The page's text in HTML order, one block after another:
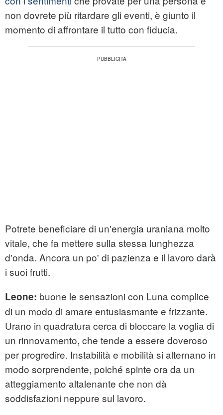
non dovrete più ritardare gli eventi, è giunto il
momento di affrontare il tutto con fiducia.
Potrete beneficiare di un'energia uraniana molto
vitale, che fa mettere sulla stessa lunghezza
d'onda. Ancora un po' di pazienza e il lavoro darà
i suoi frutti.
Leone: buone le sensazioni con Luna complice
di un modo di amare entusiasmante e frizzante.
Urano in quadratura cerca di bloccare la voglia di
un rinnovamento, che tende a essere doveroso
per progredire. Instabilità e mobilità si alternano in
modo sorprendente, poiché spinte ora da un
atteggiamento altalenante che non dà
soddisfazioni neppure sul lavoro.